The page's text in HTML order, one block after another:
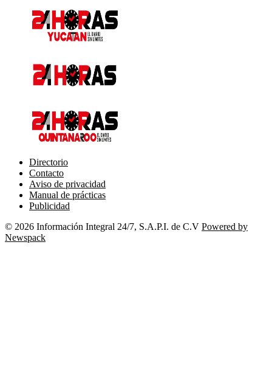
Directorio
Contacto
Aviso de privacidad
Manual de prácticas
Publicidad
© 2026 Información Integral 24/7, S.A.P.I. de C.V Powered by
Newspack